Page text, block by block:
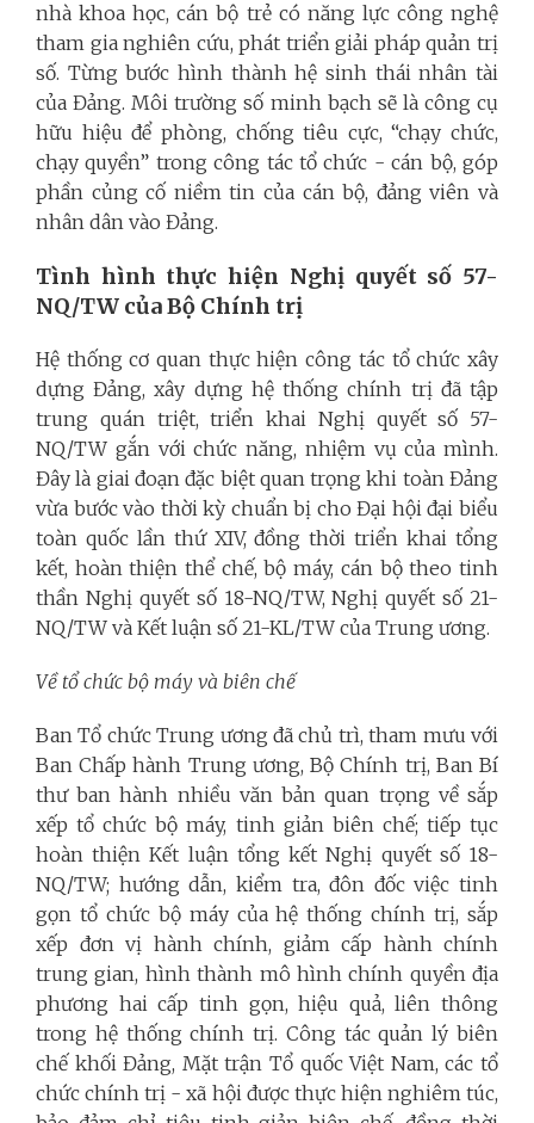
nhà khoa học, cán bộ trẻ có năng lực công nghệ
tham gia nghiên cứu, phát triển giải pháp quản trị
số. Từng bước hình thành hệ sinh thái nhân tài
của Đảng. Môi trường số minh bạch sẽ là công cụ
hữu hiệu để phòng, chống tiêu cực, “chạy chức,
chạy quyền” trong công tác tổ chức - cán bộ, góp
phần củng cố niềm tin của cán bộ, đảng viên và
nhân dân vào Đảng.
Tình hình thực hiện Nghị quyết số 57-
NQ/TW của Bộ Chính trị
Hệ thống cơ quan thực hiện công tác tổ chức xây
dựng Đảng, xây dựng hệ thống chính trị đã tập
trung quán triệt, triển khai Nghị quyết số 57-
NQ/TW gắn với chức năng, nhiệm vụ của mình.
Đây là giai đoạn đặc biệt quan trọng khi toàn Đảng
vừa bước vào thời kỳ chuẩn bị cho Đại hội đại biểu
toàn quốc lần thứ XIV, đồng thời triển khai tổng
kết, hoàn thiện thể chế, bộ máy, cán bộ theo tinh
thần Nghị quyết số 18-NQ/TW, Nghị quyết số 21-
NQ/TW và Kết luận số 21-KL/TW của Trung ương.
Về tổ chức bộ máy và biên chế
Ban Tổ chức Trung ương đã chủ trì, tham mưu với
Ban Chấp hành Trung ương, Bộ Chính trị, Ban Bí
thư ban hành nhiều văn bản quan trọng về sắp
xếp tổ chức bộ máy, tinh giản biên chế; tiếp tục
hoàn thiện Kết luận tổng kết Nghị quyết số 18-
NQ/TW; hướng dẫn, kiểm tra, đôn đốc việc tinh
gọn tổ chức bộ máy của hệ thống chính trị, sắp
xếp đơn vị hành chính, giảm cấp hành chính
trung gian, hình thành mô hình chính quyền địa
phương hai cấp tinh gọn, hiệu quả, liên thông
trong hệ thống chính trị. Công tác quản lý biên
chế khối Đảng, Mặt trận Tổ quốc Việt Nam, các tổ
chức chính trị - xã hội được thực hiện nghiêm túc,